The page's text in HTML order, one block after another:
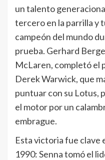
un talento
tercero en la parrilla y
campeón del mundo
prueba. Gerhard
McLaren, completó el
Derek Warwick, que
puntuar con su Lotus,
el motor por un
embrague.
Esta victoria fue clave
1990: Senna tomó el